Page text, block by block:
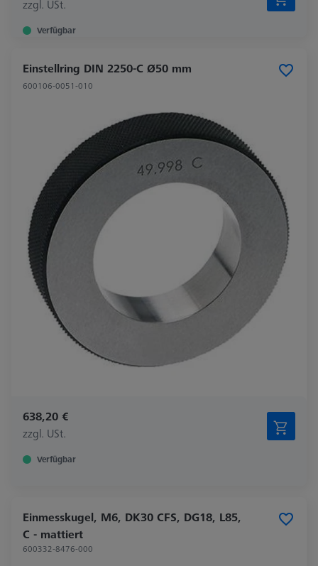
zzgl. USt.
Verfügbar
Einstellring DIN 2250-C Ø50 mm
600106-0051-010
638,20 €
zzgl. USt.
Verfügbar
Einmesskugel, M6, DK30 CFS, DG18, L85,
C - mattiert
600332-8476-000